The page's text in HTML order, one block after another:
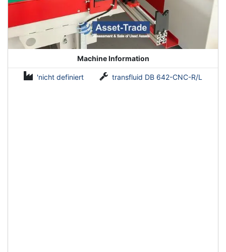
Machine Information
'nicht definiert transfluid DB 642-CNC-R/L